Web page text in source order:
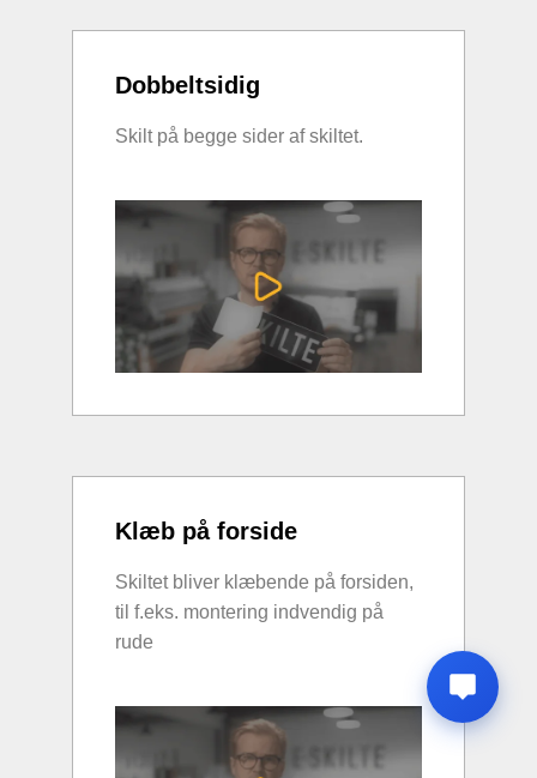
Dobbeltsidig
Skilt på begge sider af skiltet.
Klæb på forside
Skiltet bliver klæbende på forsiden,
til f.eks. montering indvendig på
rude